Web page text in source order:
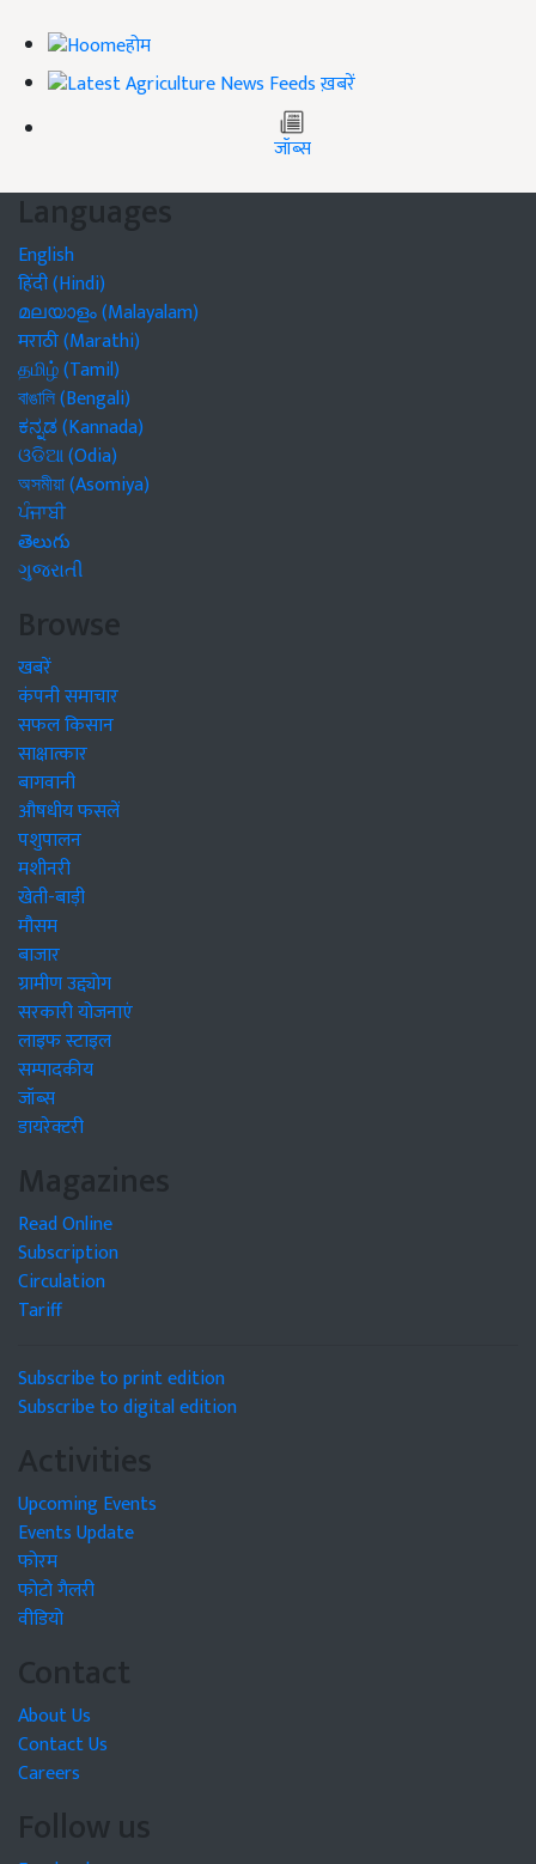
होम
ख़बरें
जॉब्स
Languages
English
हिंदी (Hindi)
മലയാളം (Malayalam)
मराठी (Marathi)
தமிழ் (Tamil)
বাঙালি (Bengali)
ಕನ್ನಡ (Kannada)
ଓଡିଆ (Odia)
অসমীয়া (Asomiya)
ਪੰਜਾਬੀ
తెలుగు
ગુજરાતી
Browse
खबरें
कंपनी समाचार
सफल किसान
साक्षात्कार
बागवानी
औषधीय फसलें
पशुपालन
मशीनरी
खेती-बाड़ी
मौसम
बाजार
ग्रामीण उद्द्योग
सरकारी योजनाएं
लाइफ स्टाइल
सम्पादकीय
जॉब्स
डायरेक्टरी
Magazines
Read Online
Subscription
Circulation
Tariff
Subscribe to print edition
Subscribe to digital edition
Activities
Upcoming Events
Events Update
फोरम
फोटो गैलरी
वीडियो
Contact
About Us
Contact Us
Careers
Follow us